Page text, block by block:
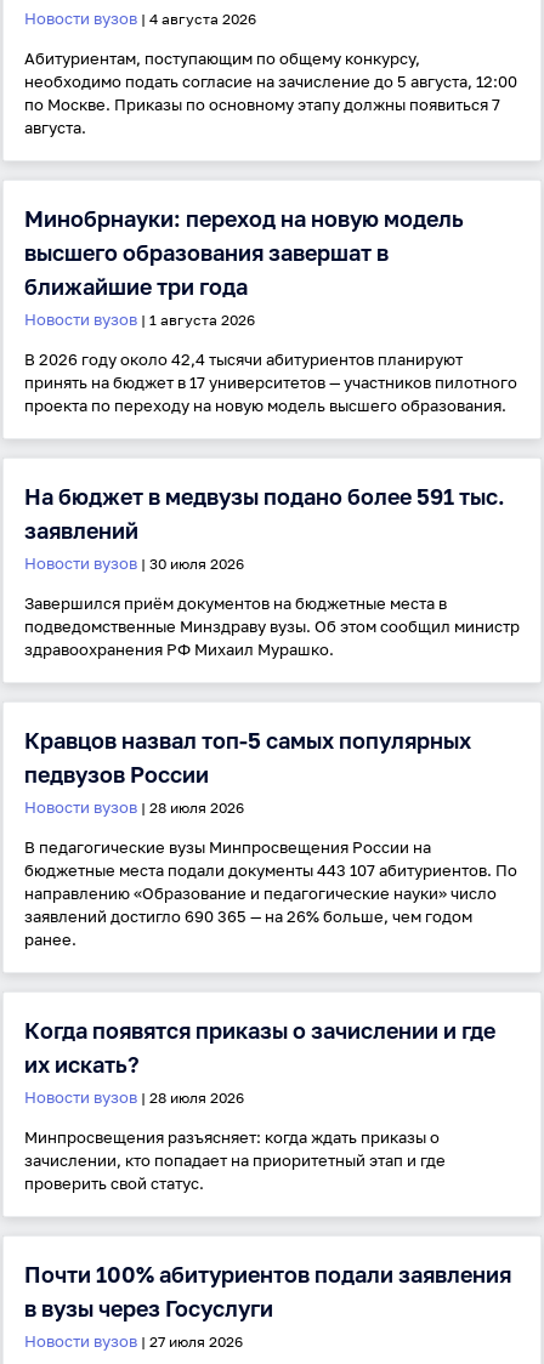
Регистрация
Логин
Пароль
Антиспам:Загрузка...
Забыли пароль?
Даю согласие на
политике в отношении обработки персональных
данных, а также принимаюПользовательское
соглашение.
Войти через Вконтакте
Новости вузов | 4 августа 2026
Абитуриентам, поступающим по общему конкурсу,
необходимо подать согласие на зачисление до 5 августа, 12:00
по Москве. Приказы по основному этапу должны появиться 7
августа.
Минобрнауки: переход на новую модель
высшего образования завершат в
ближайшие три года
Новости вузов | 1 августа 2026
В 2026 году около 42,4 тысячи абитуриентов планируют
принять на бюджет в 17 университетов — участников пилотного
проекта по переходу на новую модель высшего образования.
На бюджет в медвузы подано более 591 тыс.
заявлений
Новости вузов | 30 июля 2026
Завершился приём документов на бюджетные места в
подведомственные Минздраву вузы. Об этом сообщил министр
здравоохранения РФ Михаил Мурашко.
Кравцов назвал топ-5 самых популярных
педвузов России
Новости вузов | 28 июля 2026
В педагогические вузы Минпросвещения России на
бюджетные места подали документы 443 107 абитуриентов. По
направлению «Образование и педагогические науки» число
заявлений достигло 690 365 — на 26% больше, чем годом
ранее.
Когда появятся приказы о зачислении и где
их искать?
Новости вузов | 28 июля 2026
Минпросвещения разъясняет: когда ждать приказы о
зачислении, кто попадает на приоритетный этап и где
проверить свой статус.
Почти 100% абитуриентов подали заявления
в вузы через Госуслуги
Новости вузов | 27 июля 2026